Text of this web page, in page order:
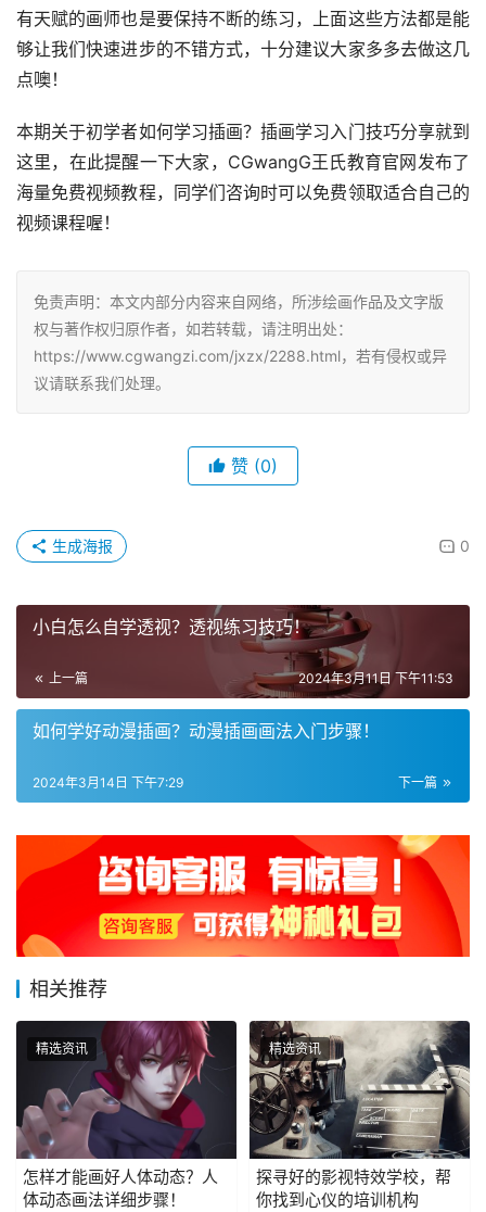
有天赋的画师也是要保持不断的练习，上面这些方法都是能
够让我们快速进步的不错方式，十分建议大家多多去做这几
点噢！
本期关于初学者如何学习插画？插画学习入门技巧分享就到
这里，在此提醒一下大家，CGwangG王氏教育官网发布了
海量免费视频教程，同学们咨询时可以免费领取适合自己的
视频课程喔！
免责声明：本文内部分内容来自网络，所涉绘画作品及文字版
权与著作权归原作者，如若转载，请注明出处：
https://www.cgwangzi.com/jxzx/2288.html，若有侵权或异
议请联系我们处理。
赞 (0)
0
生成海报
小白怎么自学透视？透视练习技巧！
上一篇 2024年3月11日 下午11:53
如何学好动漫插画？动漫插画画法入门步骤！
下一篇
2024年3月14日 下午7:29
相关推荐
精选资讯
怎样才能画好人体动态？人
体动态画法详细步骤！
精选资讯
探寻好的影视特效学校，帮
你找到心仪的培训机构